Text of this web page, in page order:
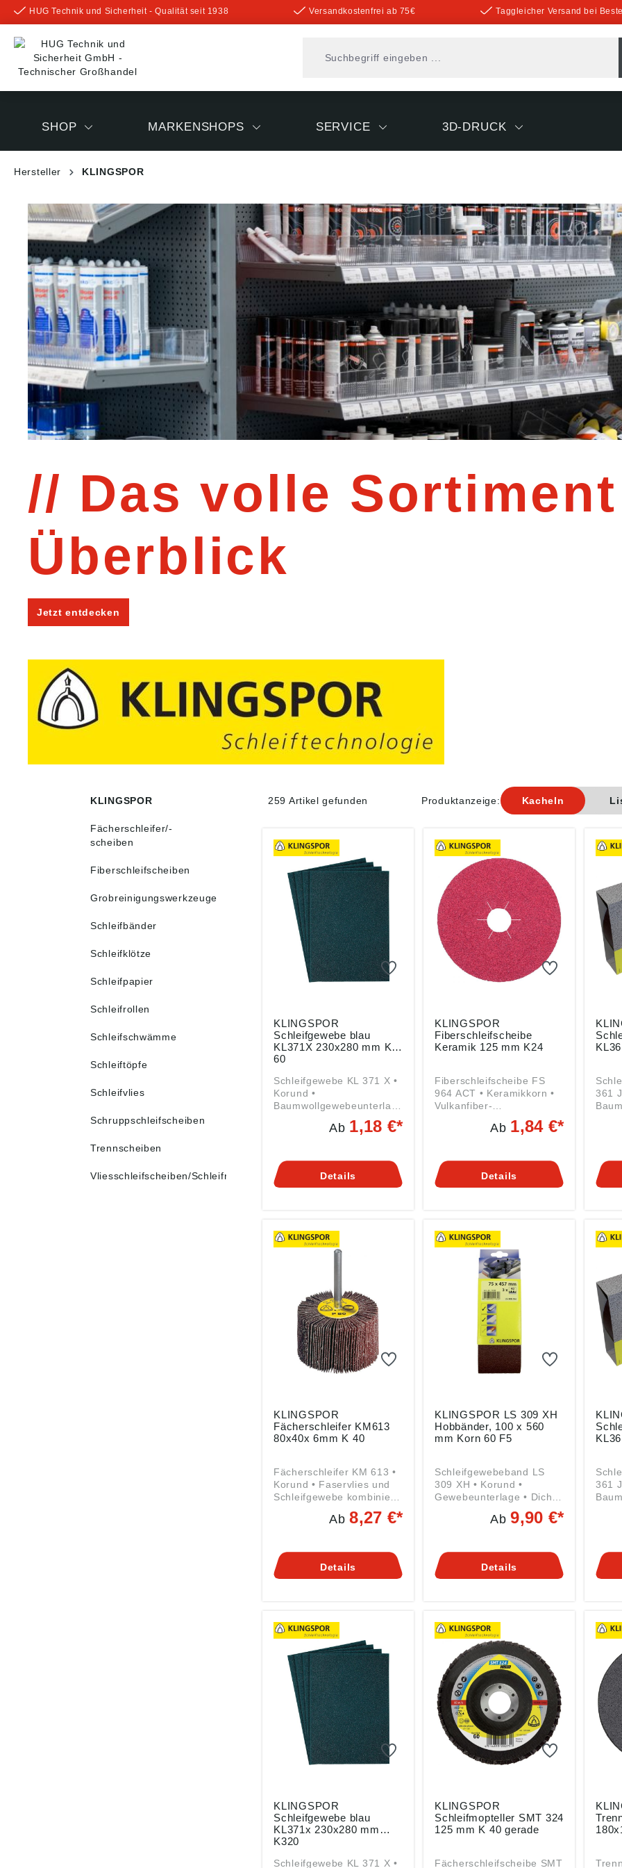
springen
HUG Technik und Sicherheit - Qualität seit 1938 Versandkostenfrei ab 75€ Taggleicher Versand bei
SHOP MARKENSHOPS SERVICE 3D-DRUCK
Hersteller KLINGSPOR
Das volle
Überblick
Jetzt entdecken
KLINGSPOR
Fächerschleifer/-
scheiben
Fiberschleifscheiben
Grobreinigungswerkzeuge
Schleifbänder
Schleifklötze
Schleifpapier
Schleifrollen
Schleifschwämme
Schleiftöpfe
Schleifvlies
Schruppschleifscheiben
Trennscheiben
Vliesschleifscheiben/Schleifräder
259 Artikel gefunden Produktanzeige: Kacheln
KLINGSPOR
Schleifgewebe blau
KL371X 230x280 mm K
60
Schleifgewebe KL 371 X •
Korund •
Baumwollgewebeunterlag
e • Zur Bearbeitung von
Metall und NE-Metall
ung ((EU) 2023/998):
Klingspor AG, Hüttenstr.
Ab 1,18 €*
Details
KLINGSPOR
Fiberschleifscheibe
Keramik 125 mm K24
Fiberschleifscheibe FS
964 ACT • Keramikkorn •
Vulkanfiber-
Trägermaterial • Hohe
Abtragsleistung •
Standzeit durch Advanced
Coating-Technologie
und hochlegiertem Stahl
Angaben gemäß
Produktsicherheitsverordn
ung ((EU) 2023/998):
Klingspor AG, Hüttenstr.
36, 35708 Haiger, DE,
verkauf@klingspor.de
Ab 1,84 €*
Details
361
36,
KLINGSPOR
Fächerschleifer KM613
80x40x 6mm K 40
Fächerschleifer KM 613 •
Korund • Faservlies und
Schleifgewebe kombiniert
• Schaft-Ø 6 mm • Für den
radialen Einsatz Angaben
ung ((EU) 2023/998):
Klingspor AG, Hüttenstr.
Ab8,27 €*
Details
KLINGSPOR LS 309 XH
Hobbänder, 100 x 560
mm Korn 60 F5
Schleifgewebeband LS
309 XH • Korund •
Gewebeunterlage • Dichte
Bestreuung • Für die
Bearbeitung von Metall
Lacken und Spachtel
einsetzbar 3 Bänder
Klingspor AG, Hüttenstr.
36, 35708 Haiger, DE,
verkauf@klingspor.de
Ab9,90 €*
Details
361
36,
KLINGSPOR
Schleifgewebe blau
KL371x 230x280 mm
K320
Schleifgewebe KL 371 X •
KLINGSPOR
Schleifmopteller SMT 324
125 mm K 40 gerade
Fächerschleifscheibe SMT